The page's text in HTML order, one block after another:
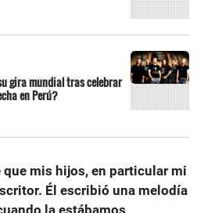
gira mundial tras celebrar
en Perú?
que mis hijos, en particular mi
Él escribió una melodía
la estábamos